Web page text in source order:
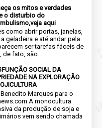
os mitos e verdades
o disturbio do
aqui
como abrir portas, janelas,
a geladeira e até andar pela
ser tarefas fáceis de
de fato, são...
SOCIAL DA
NA EXPLORAÇÃO
Marques para o
A monocultura
da produção de soja e
vem sendo chamada